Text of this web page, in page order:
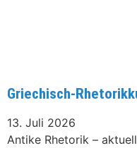
Griechisch-
13. Juli 2026
Antike Rhetorik –